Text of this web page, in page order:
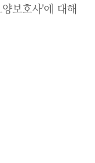
보호사'에 대해